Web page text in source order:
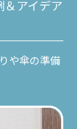
アイデア
や傘の準備